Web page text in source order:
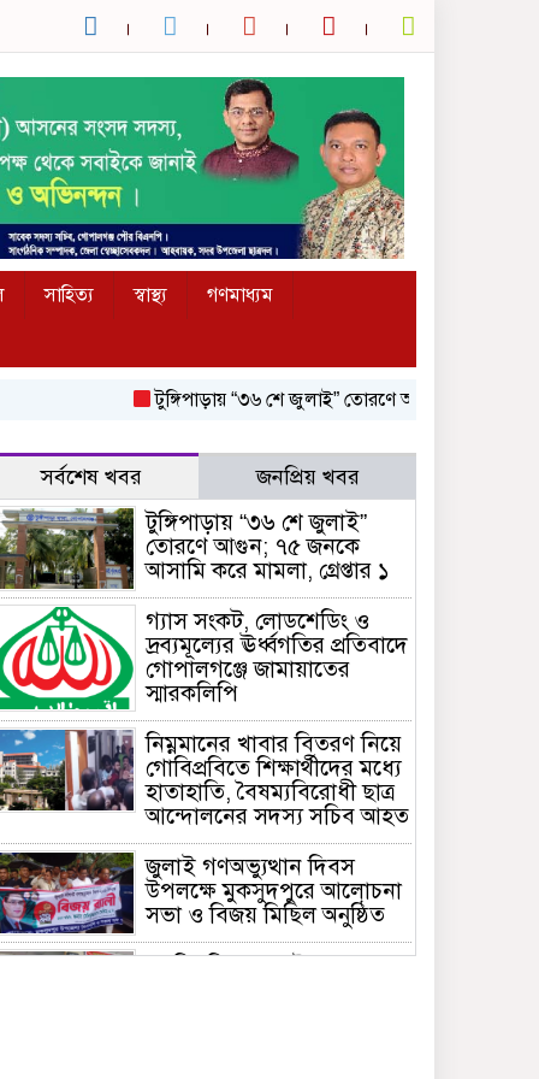
সাহিত্য স্বাস্থ্য
গণমাধ্যম
টুঙ্গিপাড়ায় “৩৬ শে জুলাই” তোরণে আগুন; ৭৫ জনকে আসামি
সর্বশেষ খবর জনপ্রিয় খবর
টুঙ্গিপাড়ায় “৩৬ শে জুলাই”
তোরণে আগুন; ৭৫ জনকে
আসামি করে মামলা, গ্রেপ্তার ১
গ্যাস সংকট, লোডশেডিং ও
দ্রব্যমূল্যের ঊর্ধ্বগতির প্রতিবাদে
গোপালগঞ্জে জামায়াতের
স্মারকলিপি
নিম্নমানের খাবার বিতরণ নিয়ে
গোবিপ্রবিতে শিক্ষার্থীদের মধ্যে
হাতাহাতি, বৈষম্যবিরোধী ছাত্র
আন্দোলনের সদস্য সচিব আহত
জুলাই গণঅভ্যুত্থান দিবস
উপলক্ষে মুকসুদপুরে আলোচনা
সভা ও বিজয় মিছিল অনুষ্ঠিত
গোবিপ্রবিতে জুলাই